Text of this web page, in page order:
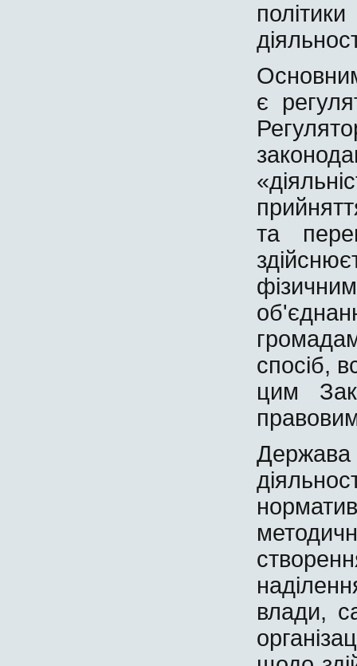
є
та
спосіб,
цим
Держава
влади,